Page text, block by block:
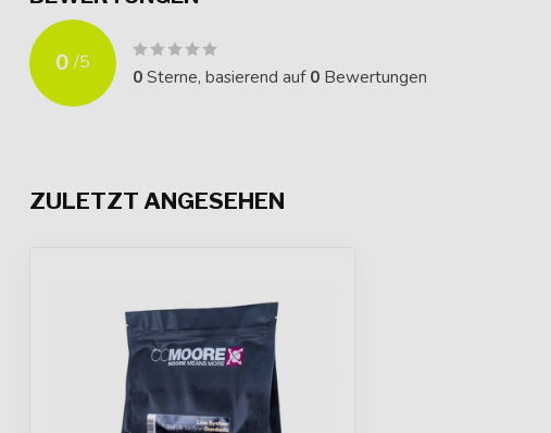
0 /5
0Sterne, basierend auf0 Bewertungen
ZULETZT ANGESEHEN